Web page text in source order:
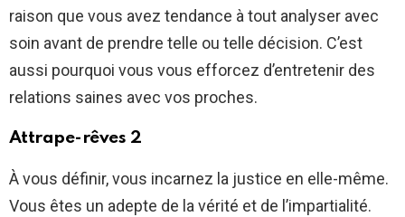
raison que vous avez tendance à tout analyser avec
soin avant de prendre telle ou telle décision. C’est
aussi pourquoi vous vous efforcez d’entretenir des
relations saines avec vos proches.
Attrape-rêves 2
À vous définir, vous incarnez la justice en elle-même.
Vous êtes un adepte de la vérité et de l’impartialité.